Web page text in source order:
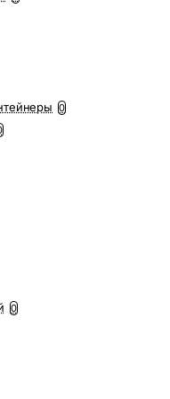
0
0